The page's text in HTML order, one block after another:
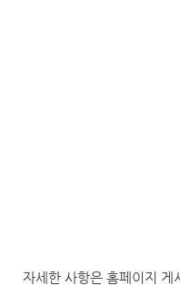
자세한 사항은 홈페이지 게